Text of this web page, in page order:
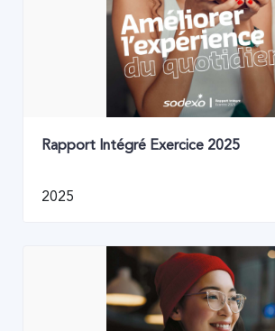
Rapport Intégré Exercice 2025
2025